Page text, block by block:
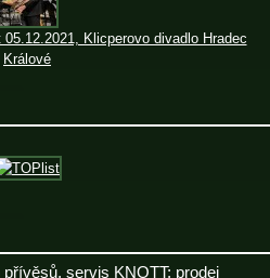
Klicperovo divadlo Hradec
Králové
servis KNOTT; prodej